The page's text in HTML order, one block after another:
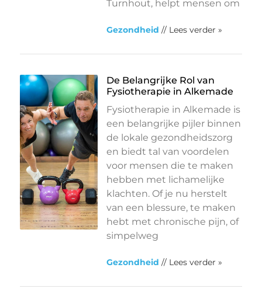
Turnhout, helpt mensen om
Gezondheid // Lees verder »
De Belangrijke Rol van
Fysiotherapie in Alkemade
Fysiotherapie in Alkemade is
een belangrijke pijler binnen
de lokale gezondheidszorg
en biedt tal van voordelen
voor mensen die te maken
hebben met lichamelijke
klachten. Of je nu herstelt
van een blessure, te maken
hebt met chronische pijn, of
simpelweg
Gezondheid // Lees verder »